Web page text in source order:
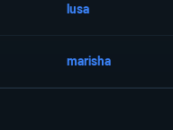
lusa
marisha